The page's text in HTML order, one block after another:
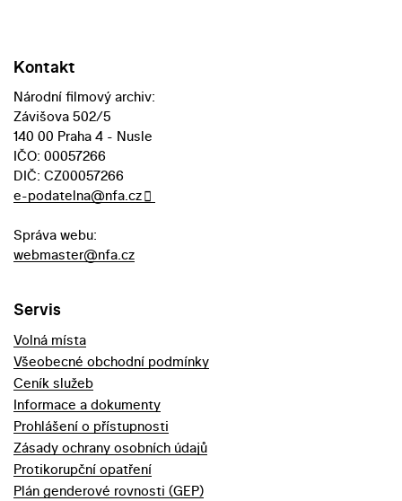
Kontakt
Národní filmový archiv:
Závišova 502/5
140 00 Praha 4 - Nusle
IČO: 00057266
DIČ: CZ00057266
e-podatelna@nfa.cz
Správa webu:
webmaster@nfa.cz
Servis
Volná místa
Všeobecné obchodní podmínky
Ceník služeb
Informace a dokumenty
Prohlášení o přístupnosti
Zásady ochrany osobních údajů
Protikorupční opatření
Plán genderové rovnosti (GEP)